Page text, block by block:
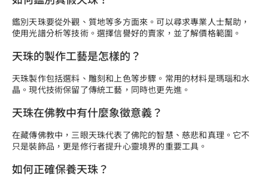
鑑別天珠要從外觀、質地等多方面來。可以尋求專業人士幫助，
使用光譜分析等技術。選擇信譽好的賣家，並了解價格範圍。
天珠的製作工藝是怎樣的？
天珠製作包括選料、雕刻和上色等步驟。常用的材料是瑪瑙和水
晶。現代技術保留了傳統工藝，同時也更先進。
天珠在佛教中有什麼象徵意義？
在藏傳佛教中，三眼天珠代表了佛陀的智慧、慈悲和真理。它不
只是裝飾品，更是修行者提升心靈境界的重要工具。
如何正確保養天珠？